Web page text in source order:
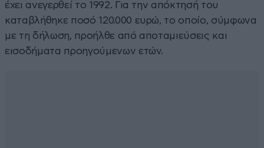
έχει ανεγερθεί το 1992. Για την απόκτησή του
καταβλήθηκε ποσό 120.000 ευρώ, το οποίο, σύμφωνα
με τη δήλωση, προήλθε από αποταμιεύσεις και
εισοδήματα προηγούμενων ετών.